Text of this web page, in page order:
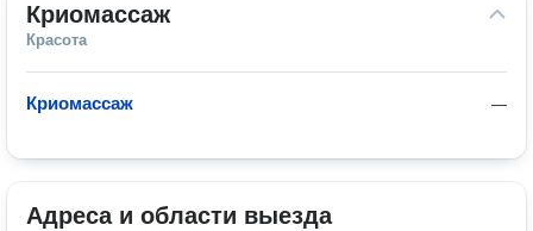
Криомассаж
Красота
—
Криомассаж
Адреса и области выезда